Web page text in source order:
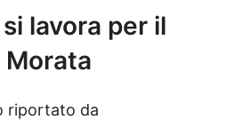
lavora per il
riportato da